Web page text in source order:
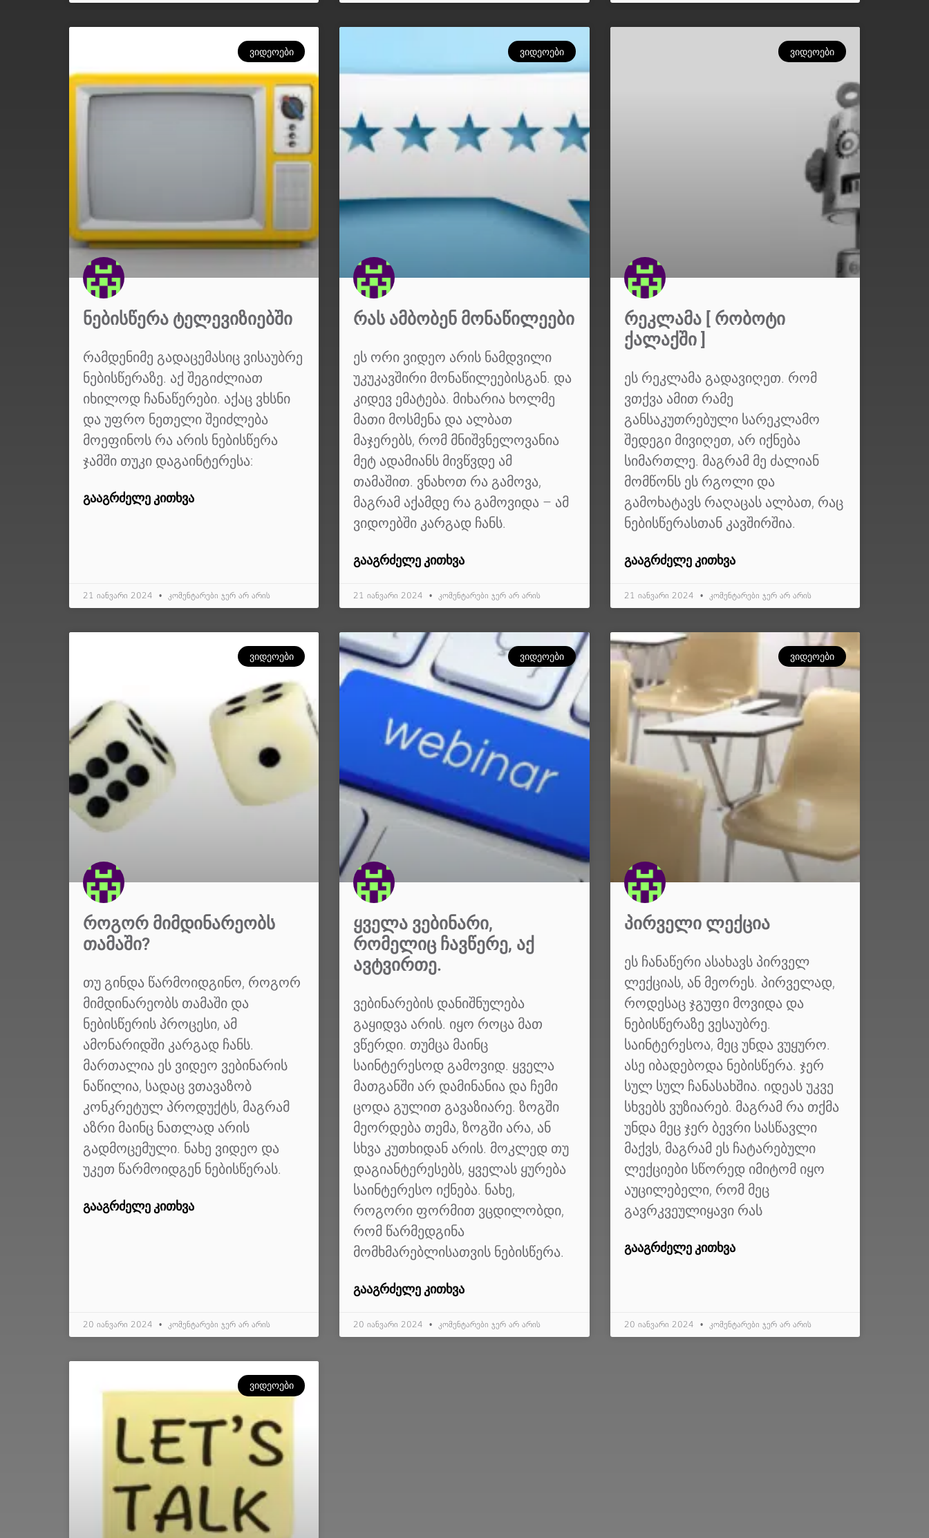
ᲕᲘᲓᲔᲝᲔᲑᲘ
ᲜᲔᲑᲘᲡᲬᲔᲠᲐ ᲢᲔᲚᲔᲕᲘᲖᲘᲔᲑᲨᲘ
რამდენიმე გადაცემასიც ვისაუბრე
ნებისწერაზე. აქ შეგიძლიათ
იხილოდ ჩანაწერები. აქაც ვხსნი
და უფრო ნეთელი შეიძლება
მოეფინოს რა არის ნებისწერა
ჯამში თუკი დაგაინტერესა:
ᲒᲐᲐᲒᲠᲫᲔᲚᲔ ᲙᲘᲗᲮᲕᲐ
21 იანვარი 2024 კომენტარები ჯერ არ არის
ᲕᲘᲓᲔᲝᲔᲑᲘ
ᲠᲐᲡ ᲐᲛᲑᲝᲑᲔᲜ ᲛᲝᲜᲐᲬᲘᲚᲔᲔᲑᲘ
ეს ორი ვიდეო არის ნამდვილი
უკუკავშირი მონაწილეებისგან. და
კიდევ ემატება. მიხარია ხოლმე
მათი მოსმენა და ალბათ
მაჯერებს, რომ მნიშვნელოვანია
მეტ ადამიანს მივწვდე ამ
თამაშით. ვნახოთ რა გამოვა,
მაგრამ აქამდე რა გამოვიდა – ამ
ვიდოებში კარგად ჩანს.
ᲒᲐᲐᲒᲠᲫᲔᲚᲔ ᲙᲘᲗᲮᲕᲐ
21 იანვარი 2024 კომენტარები ჯერ არ არის
ᲕᲘᲓᲔᲝᲔᲑᲘ
ᲠᲔᲙᲚᲐᲛᲐ [ ᲠᲝᲑᲝᲢᲘ
ᲥᲐᲚᲐᲥᲨᲘ ]
ეს რეკლამა გადავიღეთ. რომ
ვთქვა ამით რამე
განსაკუთრებული სარეკლამო
შედეგი მივიღეთ, არ იქნება
სიმართლე. მაგრამ მე ძალიან
მომწონს ეს რგოლი და
გამოხატავს რაღაცას ალბათ, რაც
ნებისწერასთან კავშირშია.
ᲒᲐᲐᲒᲠᲫᲔᲚᲔ ᲙᲘᲗᲮᲕᲐ
21 იანვარი 2024 კომენტარები ჯერ არ არის
ᲕᲘᲓᲔᲝᲔᲑᲘ
ᲠᲝᲒᲝᲠ ᲛᲘᲛᲓᲘᲜᲐᲠᲔᲝᲑᲡ
ᲗᲐᲛᲐᲨᲘ?
თუ გინდა წარმოიდგინო, როგორ
მიმდინარეობს თამაში და
ნებისწერის პროცესი, ამ
ამონარიდში კარგად ჩანს.
მართალია ეს ვიდეო ვებინარის
ნაწილია, სადაც ვთავაზობ
კონკრეტულ პროდუქტს, მაგრამ
აზრი მაინც ნათლად არის
გადმოცემული. ნახე ვიდეო და
უკეთ წარმოიდგენ ნებისწერას.
ᲒᲐᲐᲒᲠᲫᲔᲚᲔ ᲙᲘᲗᲮᲕᲐ
20 იანვარი 2024 კომენტარები ჯერ არ არის
ᲕᲘᲓᲔᲝᲔᲑᲘ
ᲧᲕᲔᲚᲐ ᲕᲔᲑᲘᲜᲐᲠᲘ,
ᲠᲝᲛᲔᲚᲘᲪ ᲩᲐᲕᲬᲔᲠᲔ, ᲐᲥ
ᲐᲕᲢᲕᲘᲠᲗᲔ.
ვებინარების დანიშნულება
გაყიდვა არის. იყო როცა მათ
ვწერდი. თუმცა მაინც
საინტერესოდ გამოვიდ. ყველა
მათგანში არ დამინანია და ჩემი
ცოდა გულით გავაზიარე. ზოგში
მეორდება თემა, ზოგში არა, ან
სხვა კუთხიდან არის. მოკლედ თუ
დაგიანტერესებს, ყველას ყურება
საინტერესო იქნება. ნახე,
როგორი ფორმით ვცდილობდი,
რომ წარმედგინა
მომხმარებლისათვის ნებისწერა.
ᲒᲐᲐᲒᲠᲫᲔᲚᲔ ᲙᲘᲗᲮᲕᲐ
20 იანვარი 2024 კომენტარები ჯერ არ არის
ᲕᲘᲓᲔᲝᲔᲑᲘ
ᲞᲘᲠᲕᲔᲚᲘ ᲚᲔᲥᲪᲘᲐ
ეს ჩანაწერი ასახავს პირველ
ლექციას, ან მეორეს. პირველად,
როდესაც ჯგუფი მოვიდა და
ნებისწერაზე ვესაუბრე.
საინტერესოა, მეც უნდა ვუყურო.
ასე იბადებოდა ნებისწერა. ჯერ
სულ სულ ჩანასახშია. იდეას უკვე
სხვებს ვუზიარებ. მაგრამ რა თქმა
უნდა მეც ჯერ ბევრი სასწავლი
მაქვს, მაგრამ ეს ჩატარებული
ლექციები სწორედ იმიტომ იყო
აუცილებელი, რომ მეც
გავრკვეულიყავი რას
ᲒᲐᲐᲒᲠᲫᲔᲚᲔ ᲙᲘᲗᲮᲕᲐ
20 იანვარი 2024 კომენტარები ჯერ არ არის
ᲕᲘᲓᲔᲝᲔᲑᲘ